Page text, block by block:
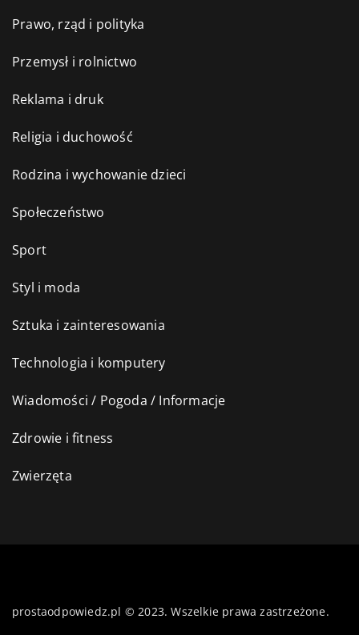
Prawo, rząd i polityka
Przemysł i rolnictwo
Reklama i druk
Religia i duchowość
Rodzina i wychowanie dzieci
Społeczeństwo
Sport
Styl i moda
Sztuka i zainteresowania
Technologia i komputery
Wiadomości / Pogoda / Informacje
Zdrowie i fitness
Zwierzęta
prostaodpowiedz.pl © 2023. Wszelkie prawa zastrzeżone.